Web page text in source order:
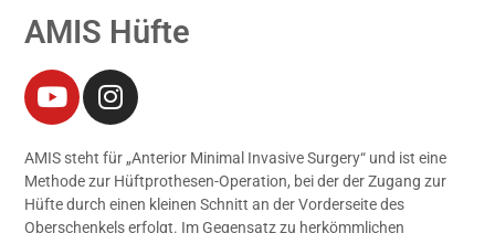
AMIS Hüfte
AMIS steht für „Anterior Minimal Invasive Surgery“ und ist eine
Methode zur Hüftprothesen-Operation, bei der der Zugang zur
Hüfte durch einen kleinen Schnitt an der Vorderseite des
Oberschenkels erfolgt. Im Gegensatz zu herkömmlichen